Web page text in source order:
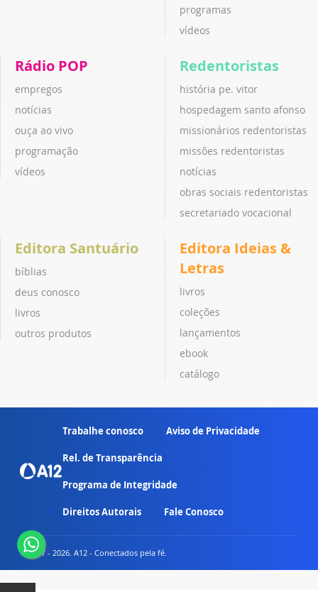
programas
vídeos
Rádio POP
empregos
notícias
ouça ao vivo
programação
vídeos
Redentoristas
história pe. vitor
hospedagem santo afonso
missionários redentoristas
missões redentoristas
notícias
obras sociais redentoristas
secretariado vocacional
Editora Santuário
bíblias
deus conosco
livros
outros produtos
Editora Ideias &
Letras
livros
coleções
lançamentos
ebook
catálogo
Trabalhe conosco Aviso de Privacidade
Rel. de Transparência
Programa de Integridade
Direitos Autorais Fale Conosco
© 2007 - 2026. A12 - Conectados pela fé.